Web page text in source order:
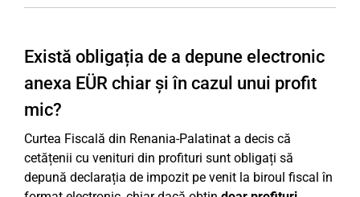
Există obligația de a depune electronic
anexa EÜR chiar și în cazul unui profit
mic?
Curtea Fiscală din Renania-Palatinat a decis că
cetățenii cu venituri din profituri sunt obligați să
depună declarația de impozit pe venit la biroul fiscal în